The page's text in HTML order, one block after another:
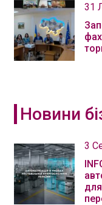
31
Новини
3